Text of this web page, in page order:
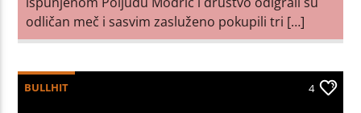
odličan meč i sasvim zasluženo pokupili tri […]
BULLHIT 4